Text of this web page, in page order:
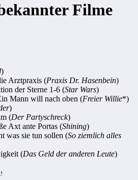
Filme
)
Arztpraxis (Praxis Dr. Hasenbein)
der Sterne 1-6 (Star Wars)
Mann will nach oben (Freier Willie*)
)
(Der Partyschreck)
Axt ante Portas (Shining)
was sie tun sollen (So ziemlich alles
(Das Geld der anderen Leute)